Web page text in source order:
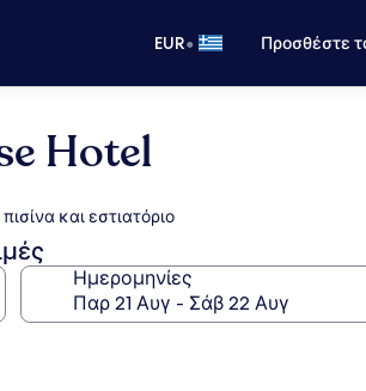
EUR• Προσθέστε
Hotel
και εστιατόριο
Ημερομηνίες